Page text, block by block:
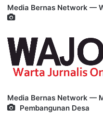
Media Bernas Network —
Media Bernas Network —
Pembangunan Desa